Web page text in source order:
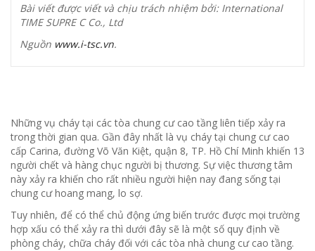
Bài viết được viết và chịu trách nhiệm bởi: International
TIME SUPRE C Co., Ltd
Nguồn www.i-tsc.vn.
Những vụ cháy tại các tòa chung cư cao tầng liên tiếp xảy ra
trong thời gian qua. Gần đây nhất là vụ cháy tại chung cư cao
cấp Carina, đường Võ Văn Kiệt, quận 8, TP. Hồ Chí Minh khiến 13
người chết và hàng chục người bị thương. Sự việc thương tâm
này xảy ra khiến cho rất nhiều người hiện nay đang sống tại
chung cư hoang mang, lo sợ.
Tuy nhiên, để có thể chủ động ứng biến trước được mọi trường
hợp xấu có thể xảy ra thì dưới đây sẽ là một số quy định về
phòng cháy, chữa cháy đối với các tòa nhà chung cư cao tầng.